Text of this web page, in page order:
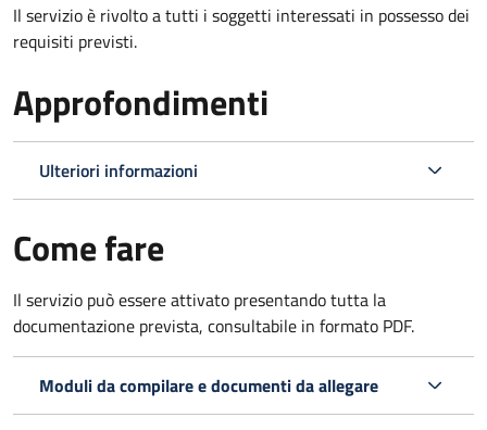
Il servizio è rivolto a tutti i soggetti interessati in possesso dei
requisiti previsti.
Approfondimenti
Ulteriori informazioni
Come fare
Il servizio può essere attivato presentando tutta la
documentazione prevista, consultabile in formato PDF.
Moduli da compilare e documenti da allegare